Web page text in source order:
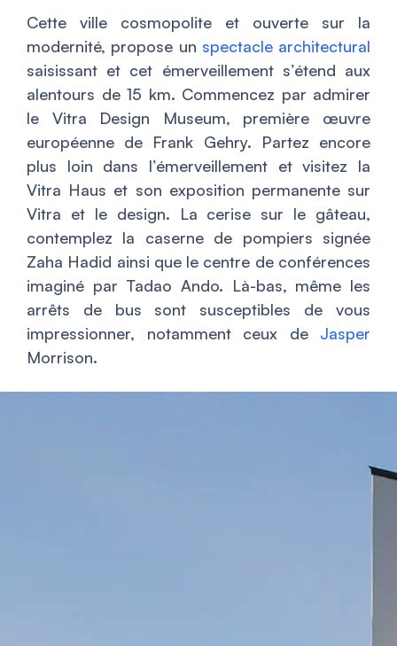
Cette ville cosmopolite et ouverte sur la
modernité, propose un spectacle architectural
saisissant et cet émerveillement s’étend aux
alentours de 15 km. Commencez par admirer
le Vitra Design Museum, première œuvre
européenne de Frank Gehry. Partez encore
plus loin dans l’émerveillement et visitez la
Vitra Haus et son exposition permanente sur
Vitra et le design. La cerise sur le gâteau,
contemplez la caserne de pompiers signée
Zaha Hadid ainsi que le centre de conférences
imaginé par Tadao Ando. Là-bas, même les
arrêts de bus sont susceptibles de vous
impressionner, notamment ceux de Jasper
Morrison.